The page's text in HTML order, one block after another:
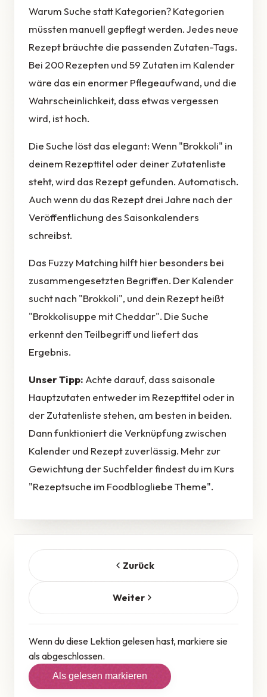
Warum Suche statt Kategorien? Kategorien
müssten manuell gepflegt werden. Jedes neue
Rezept bräuchte die passenden Zutaten-Tags.
Bei 200 Rezepten und 59 Zutaten im Kalender
wäre das ein enormer Pflegeaufwand, und die
Wahrscheinlichkeit, dass etwas vergessen
wird, ist hoch.
Die Suche löst das elegant: Wenn "Brokkoli" in
deinem Rezepttitel oder deiner Zutatenliste
steht, wird das Rezept gefunden. Automatisch.
Auch wenn du das Rezept drei Jahre nach der
Veröffentlichung des Saisonkalenders
schreibst.
Das Fuzzy Matching hilft hier besonders bei
zusammengesetzten Begriffen. Der Kalender
sucht nach "Brokkoli", und dein Rezept heißt
"Brokkolisuppe mit Cheddar". Die Suche
erkennt den Teilbegriff und liefert das
Ergebnis.
Unser Tipp: Achte darauf, dass saisonale
Hauptzutaten entweder im Rezepttitel oder in
der Zutatenliste stehen, am besten in beiden.
Dann funktioniert die Verknüpfung zwischen
Kalender und Rezept zuverlässig. Mehr zur
Gewichtung der Suchfelder findest du im Kurs
"Rezeptsuche im Foodblogliebe Theme".
Zurück
Weiter
Wenn du diese Lektion gelesen hast, markiere sie
als abgeschlossen.
Als gelesen markieren